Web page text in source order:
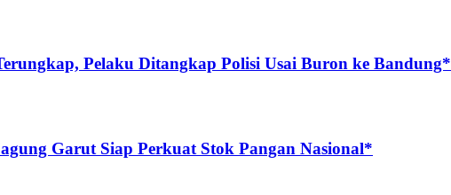
Pelaku Ditangkap Polisi Usai Buron ke Bandung*
Garut Siap Perkuat Stok Pangan Nasional*